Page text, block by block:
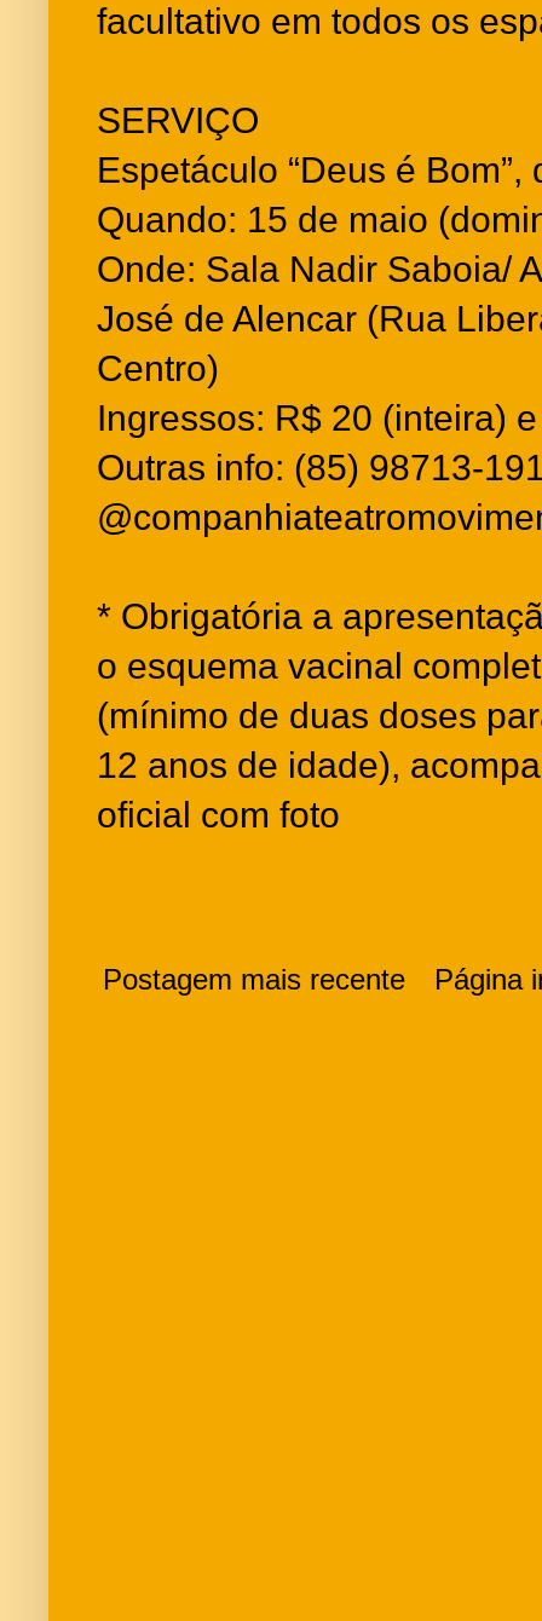
facultativo em todos os
SERVIÇO
Espetáculo “Deus é
Quando: 15 de maio
Onde: Sala Nadir Saboia/
José de Alencar (Rua
Centro)
Ingressos: R$ 20 (inteira)
Outras info: (85) 98713-
* Obrigatória a
o esquema vacinal
(mínimo de duas doses
12 anos de idade),
oficial com foto
Postagem mais recente Página